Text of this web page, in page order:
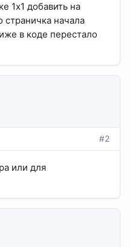
1х1 добавить на
страничка начала
в коде перестало
#2
или для